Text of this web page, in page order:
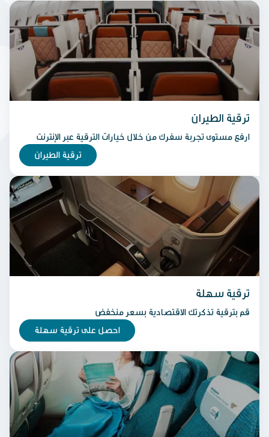
ترقية الطيران
ارفع مستوى تجربة سفرك من خلال خيارات الترقية عبر الإنترنت
ترقية الطيران
ترقية سهلة
قم بترقية تذكرتك الاقتصادية بسعر منخفض
احصل على ترقية سهلة